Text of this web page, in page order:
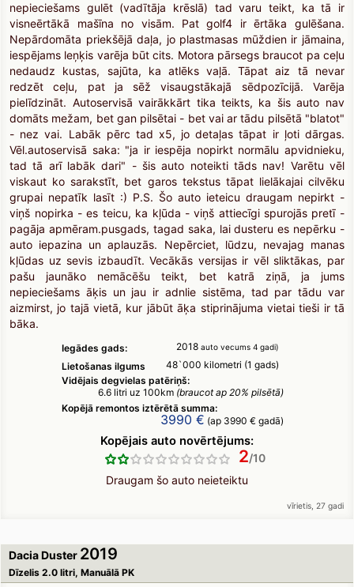
nepieciešams gulēt (vadītāja krēslā) tad varu teikt, ka tā ir
visneērtākā mašīna no visām. Pat golf4 ir ērtāka gulēšana.
Nepārdomāta priekšējā daļa, jo plastmasas mūždien ir jāmaina,
iespējams leņķis varēja būt cits. Motora pārsegs braucot pa ceļu
nedaudz kustas, sajūta, ka atlēks vaļā. Tāpat aiz tā nevar
redzēt ceļu, pat ja sēž visaugstākajā sēdpozīcijā. Varēja
pielīdzināt. Autoservisā vairākkārt tika teikts, ka šis auto nav
domāts mežam, bet gan pilsētai - bet vai ar tādu pilsētā "blatot"
- nez vai. Labāk pērc tad x5, jo detaļas tāpat ir ļoti dārgas.
Vēl.autoservisā saka: "ja ir iespēja nopirkt normālu apvidnieku,
tad tā arī labāk dari" - šis auto noteikti tāds nav! Varētu vēl
viskaut ko sarakstīt, bet garos tekstus tāpat lielākajai cilvēku
grupai nepatīk lasīt :) P.S. Šo auto ieteicu draugam nepirkt -
viņš nopirka - es teicu, ka kļūda - viņš attiecīgi spurojās pretī -
pagāja apmēram.pusgads, tagad saka, lai dusteru es nepērku -
auto iepazina un aplauzās. Nepērciet, lūdzu, nevajag manas
kļūdas uz sevis izbaudīt. Vecākās versijas ir vēl sliktākas, par
pašu jaunāko nemācēšu teikt, bet katrā ziņā, ja jums
nepieciešams āķis un jau ir adnlie sistēma, tad par tādu var
aizmirst, jo tajā vietā, kur jābūt āķa stiprinājuma vietai tieši ir tā
bāka.
Iegādes gads: 2018 auto vecums 4 gadi)
Lietošanas ilgums
48`000 kilometri (1 gads)
Vidējais degvielas patēriņš:
6.6 litri uz 100km (braucot ap 20% pilsētā)
Kopējā remontos iztērētā summa:
3990 € (ap 3990 € gadā)
Kopējais auto novērtējums:
2
Draugam šo auto neieteiktu
vīrietis, 27 gadi
Dacia Duster 2019
Dīzelis 2.0 litri, Manuālā PK